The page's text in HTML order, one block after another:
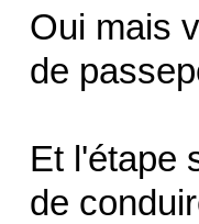
Oui mais
de
Et l'étape
de